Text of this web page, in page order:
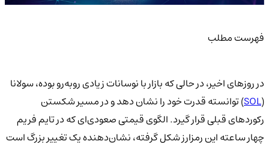
فهرست مطلب
در روزهای اخیر، در حالی که بازار با نوسانات زیادی روبه‌رو بوده، سولانا
SOL) توانسته قدرت خود را نشان دهد و در مسیر شکستن
رکوردهای قبلی قرار گیرد. الگوی قیمتی صعودی‌ای که در تایم فریم
چهار ساعته این رمزارز شکل گرفته، نشان‌دهنده یک تغییر بزرگ است